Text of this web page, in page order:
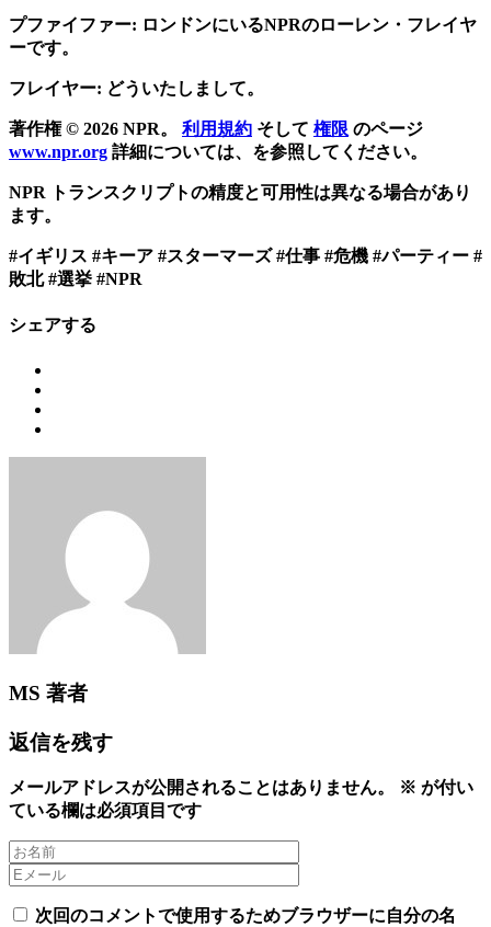
プファイファー: ロンドンにいるNPRのローレン・フレイヤ
ーです。
フレイヤー: どういたしまして。
著作権 © 2026 NPR。 利用規約 そして 権限 のページ
www.npr.org 詳細については、を参照してください。
NPR トランスクリプトの精度と可用性は異なる場合があり
ます。
#イギリス #キーア #スターマーズ #仕事 #危機 #パーティー #
敗北 #選挙 #NPR
シェアする
MS 著者
返信を残す
メールアドレスが公開されることはありません。 ※ が付い
ている欄は必須項目です
次回のコメントで使用するためブラウザーに自分の名